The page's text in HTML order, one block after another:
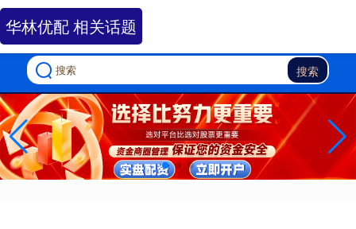
搜索
华林优配 相关话题